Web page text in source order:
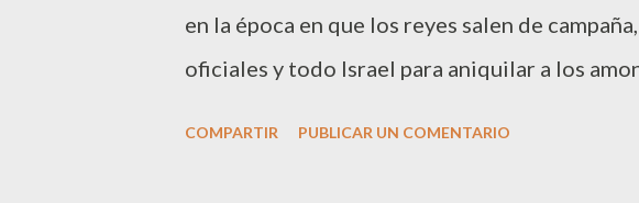
en la época en que los reyes salen de
oficiales y todo Israel para aniquilar a los
COMPARTIR PUBLICAR UN COMENTARIO